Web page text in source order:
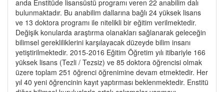
anda Enstitüde lisansüstü programı veren 22 anabilim dalı
bulunmaktadır. Bu anabilim dallarına bağlı 24 yüksek lisans
ve 13 doktora programı ile nitelikli bir eğitim verilmektedir.
Değişik konularda araştırma olanakları sağlanarak geleceğin
bilimsel gerekliliklerini karşılayacak düzeyde bilim insanı
yetiştirilmektedir. 2015-2016 Eğitim Öğretim yılı itibariyle 166
yüksek lisans (Tezli / Tezsiz) ve 85 doktora öğrencisi olmak
üzere toplam 251 öğrenci öğrenimine devam etmektedir. Her
yıl 40 yeni öğrencinin kayıt yaptırması beklenmektedir. Enstitü